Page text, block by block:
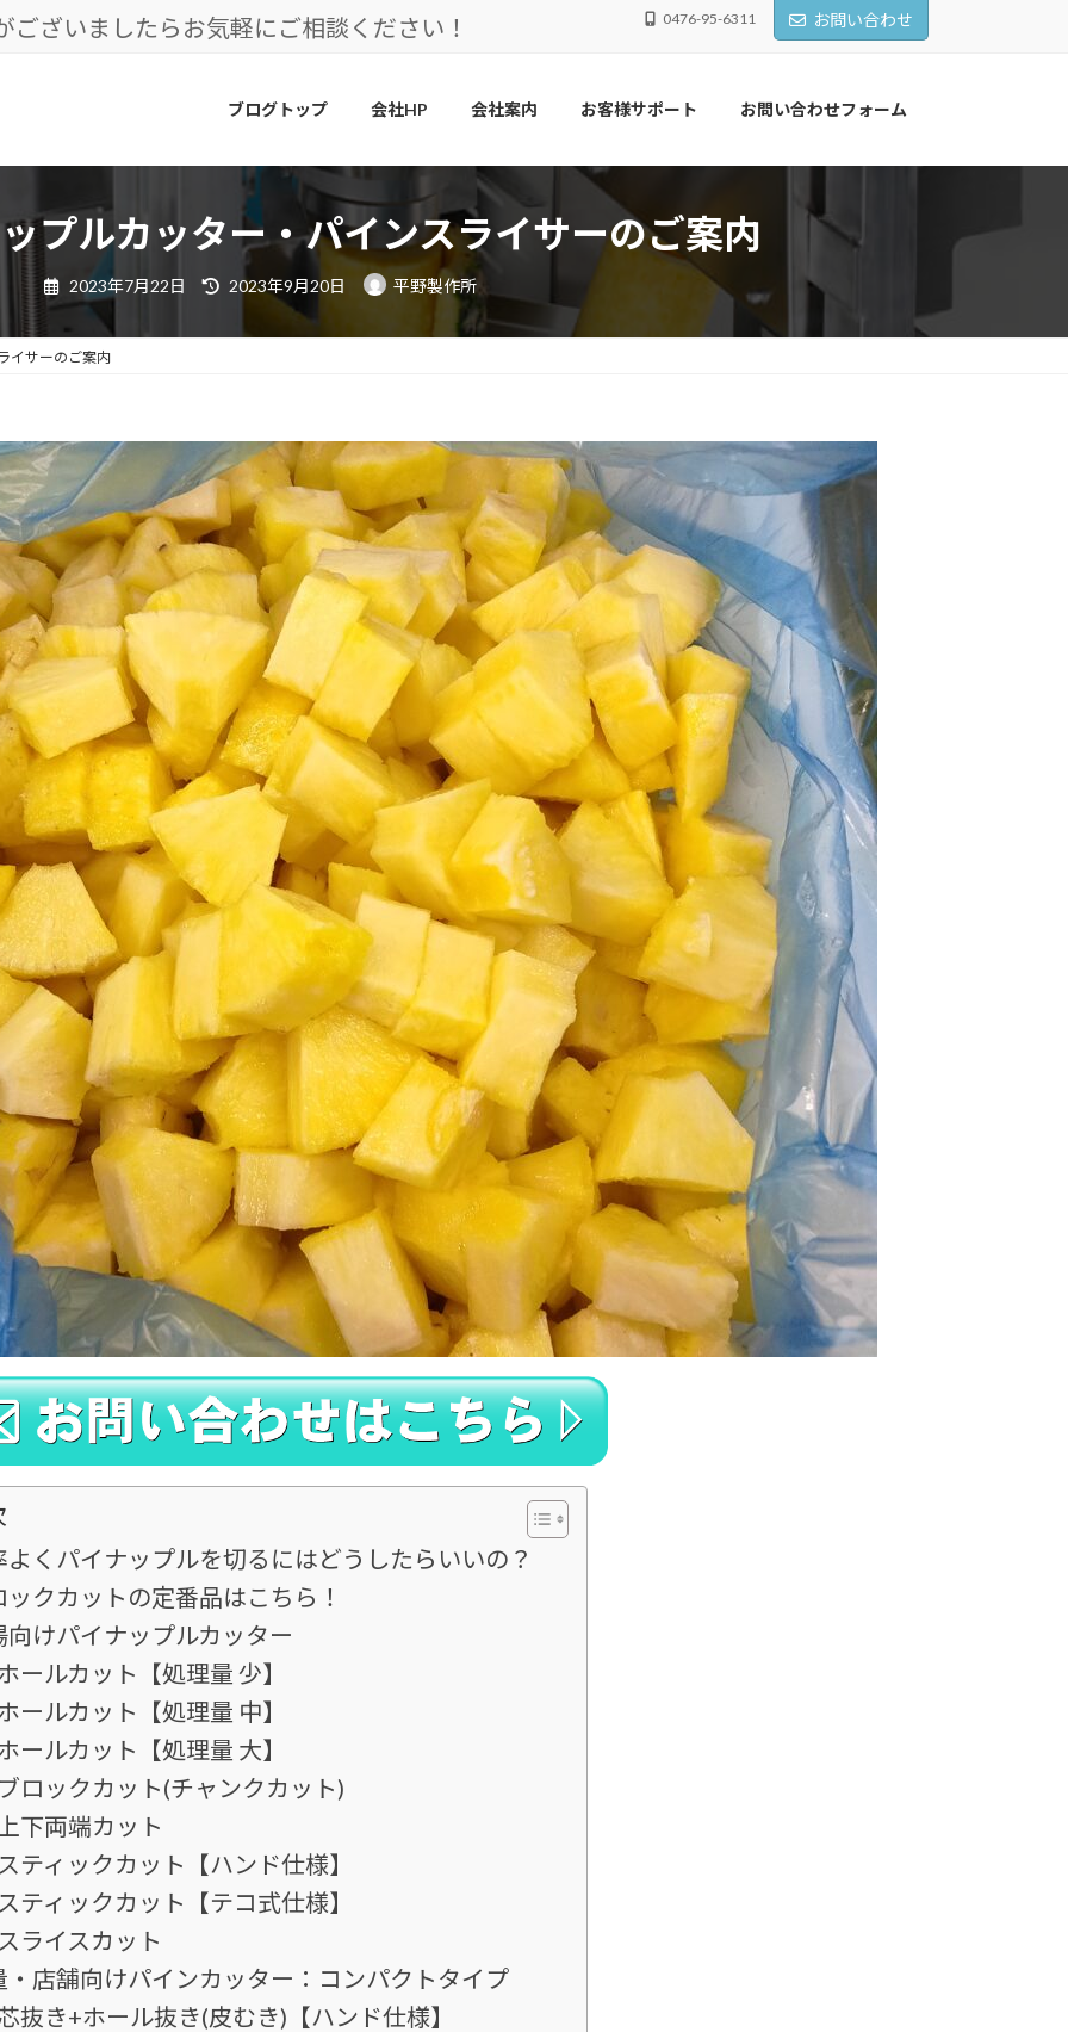
ざいましたらお気軽にご相談ください！ 0476-95-6311 お問い合わせ
ブログトップ 会社HP 会社案内 お客様サポート お問い合わせフォーム
プルカッター・パインスライサーのご案内
2023年7月22日
最
終
日
2023年9月20日 平野製作所
イサーのご案内
よくパイナップルを切るにはどうしたらいいの？
ックカットの定番品はこちら！
向けパイナップルカッター
ールカット【処理量 少】
ールカット【処理量 中】
ールカット【処理量 大】
ロックカット(チャンクカット)
下両端カット
ティックカット【ハンド仕様】
ティックカット【テコ式仕様】
ライスカット
・店舗向けパインカッター：コンパクトタイプ
抜き+ホール抜き(皮むき)【ハンド仕様】